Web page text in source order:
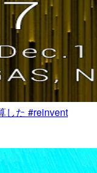
した #reinvent